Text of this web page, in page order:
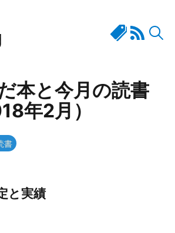
本と今月の読書
年2月）
書
と実績